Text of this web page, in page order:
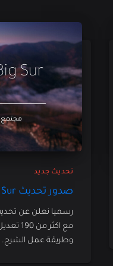
تحديث جديد
صدور تحديث v2.8-Big Sur لشرح تثبيت الهاكنتوش
مع
وطريقة عمل الشرح.